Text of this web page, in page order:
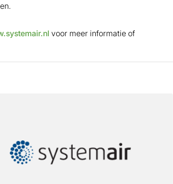
voor meer informatie of